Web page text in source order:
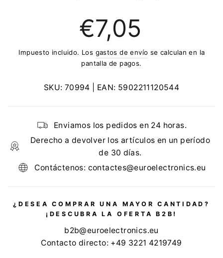
regular
€7,05
Impuesto incluido. Los gastos de envío se calculan en la
pantalla de pagos.
SKU: 70994 | EAN: 5902211120544
Enviamos los pedidos en 24 horas.
Derecho a devolver los artículos en un período
de 30 días.
Contáctenos: contactes@euroelectronics.eu
¿DESEA COMPRAR UNA MAYOR CANTIDAD?
¡DESCUBRA LA OFERTA B2B!
b2b@euroelectronics.eu
Contacto directo: +49 3221 4219749